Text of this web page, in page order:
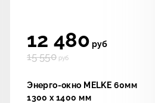
12 480 руб
15 550руб
Энерго-окно MELKE 60мм
1300 х 1400 мм